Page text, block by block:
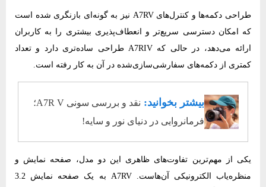
طراحی دکمه‌ها و کنترل‌های A7RV نیز به گونه‌ای بازنگری شده است
که امکان دسترسی سریع‌تر و انعطاف‌پذیری بیشتری را به کاربران
ارائه می‌دهد، در حالی که A7RIV طراحی ساده‌تری دارد و تعداد
کمتری از دکمه‌های سفارشی‌سازی‌شده در آن به کار رفته است.
بیشتر بخوانید:
نقد و بررسی سونی A7R V؛
فرمانروایی در دنیای نور و سایه!
یکی از مهم‌ترین تفاوت‌های ظاهری این دو مدل، صفحه نمایش و
منظره‌یاب الکترونیکی آن‌هاست. A7RV به یک صفحه نمایش 3.2